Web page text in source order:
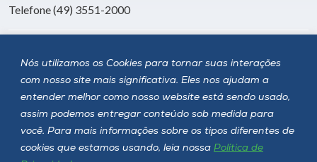
Nós utilizamos os Cookies para tornar suas interações
com nosso site mais significativa. Eles nos ajudam a
entender melhor como nosso website está sendo usado,
assim podemos entregar conteúdo sob medida para
você. Para mais informações sobre os tipos diferentes de
cookies que estamos usando, leia nossa Política de
Telefone (49) 3551-2000
Siga a Unoesc